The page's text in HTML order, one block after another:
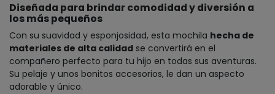
Diseñada para brindar comodidad y diversión a
los más pequeños
Con su suavidad y esponjosidad, esta mochila hecha de
materiales de alta calidadse convertirá en el
compañero perfecto para tu hijo en todas sus aventuras.
Su pelaje y unos bonitos accesorios, le dan un aspecto
adorable y único.